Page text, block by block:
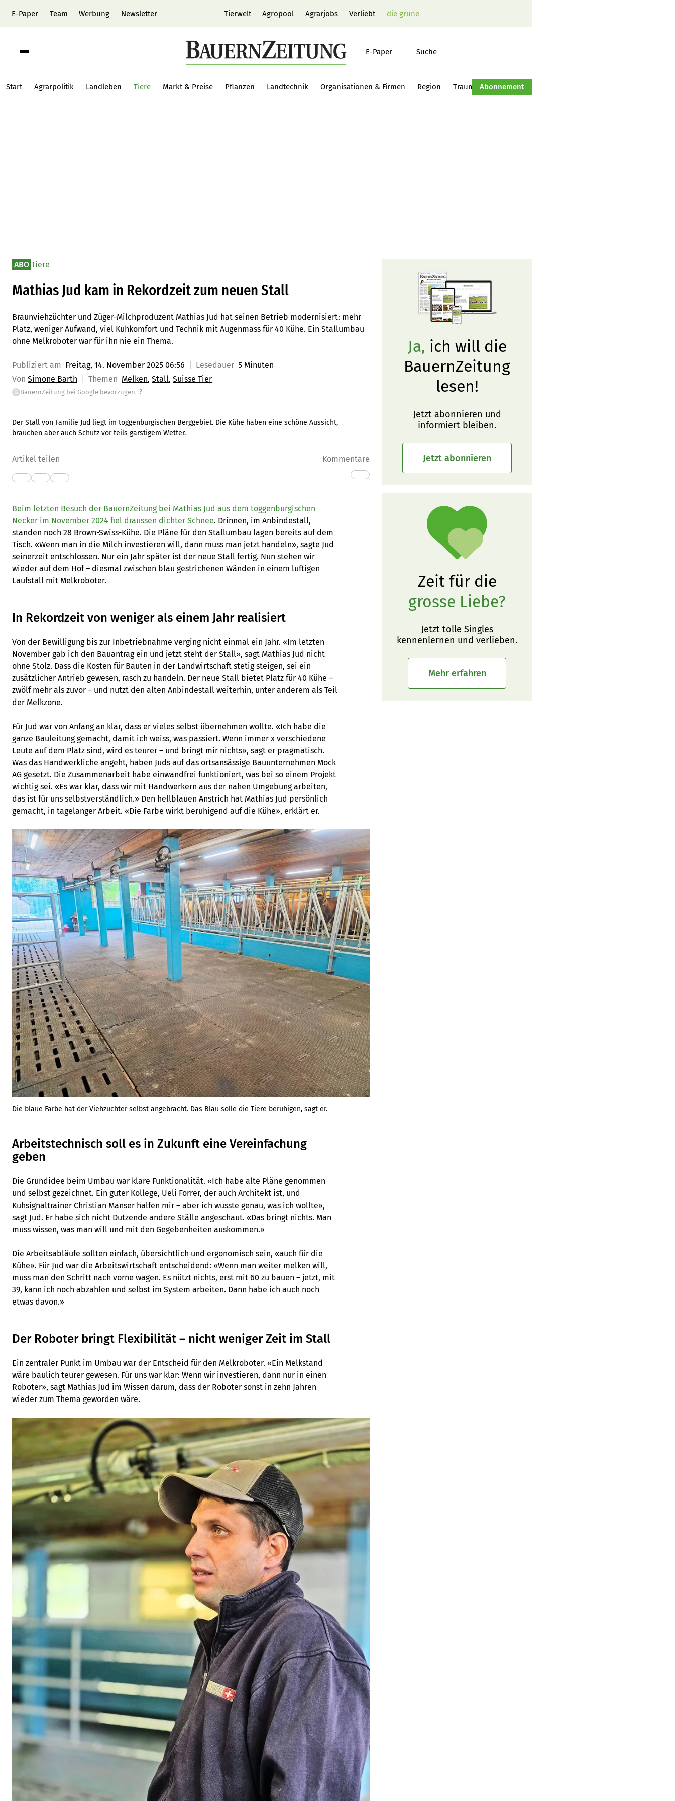
E-Paper Team Werbung Newsletter Tierwelt Agropool Agrarjobs Verliebt die grüne
E-Paper Suche
Start Agrarpolitik Landleben Tiere Markt & Preise Pflanzen Landtechnik Organisationen & Firmen Region Traumtraktor Hof-Management
Abonnement
ABO Tiere
Mathias Jud kam in Rekordzeit zum neuen Stall
Braunviehzüchter und Züger-Milchproduzent Mathias Jud hat seinen Betrieb modernisiert: mehr
Platz, weniger Aufwand, viel Kuhkomfort und Technik mit Augenmass für 40 Kühe. Ein Stallumbau
ohne Melkroboter war für ihn nie ein Thema.
Publiziert am Freitag, 14. November 2025 06:56 Lesedauer 5 Minuten
Von Simone Barth Themen Melken Stall Suisse Tier
G BauernZeitung bei Google bevorzugen ?
Der Stall von Familie Jud liegt im toggenburgischen Berggebiet. Die Kühe haben eine schöne Aussicht,
brauchen aber auch Schutz vor teils garstigem Wetter.
Artikel teilen Kommentare
Beim letzten Besuch der BauernZeitung bei Mathias Jud aus dem toggenburgischen
Necker im November 2024 fiel draussen dichter Schnee. Drinnen, im Anbindestall,
standen noch 28 Brown-Swiss-Kühe. Die Pläne für den Stallumbau lagen bereits auf dem
Tisch. «Wenn man in die Milch investieren will, dann muss man jetzt handeln», sagte Jud
seinerzeit entschlossen. Nur ein Jahr später ist der neue Stall fertig. Nun stehen wir
wieder auf dem Hof – diesmal zwischen blau gestrichenen Wänden in einem luftigen
Laufstall mit Melkroboter.
In Rekordzeit von weniger als einem Jahr realisiert
Von der Bewilligung bis zur Inbetriebnahme verging nicht einmal ein Jahr. «Im letzten
November gab ich den Bauantrag ein und jetzt steht der Stall», sagt Mathias Jud nicht
ohne Stolz. Dass die Kosten für Bauten in der Landwirtschaft stetig steigen, sei ein
zusätzlicher Antrieb gewesen, rasch zu handeln. Der neue Stall bietet Platz für 40 Kühe –
zwölf mehr als zuvor – und nutzt den alten Anbindestall weiterhin, unter anderem als Teil
der Melkzone.
Für Jud war von Anfang an klar, dass er vieles selbst übernehmen wollte. «Ich habe die
ganze Bauleitung gemacht, damit ich weiss, was passiert. Wenn immer x verschiedene
Leute auf dem Platz sind, wird es teurer – und bringt mir nichts», sagt er pragmatisch.
Was das Handwerkliche angeht, haben Juds auf das ortsansässige Bauunternehmen Mock
AG gesetzt. Die Zusammenarbeit habe einwandfrei funktioniert, was bei so einem Projekt
wichtig sei. «Es war klar, dass wir mit Handwerkern aus der nahen Umgebung arbeiten,
das ist für uns selbstverständlich.» Den hellblauen Anstrich hat Mathias Jud persönlich
gemacht, in tagelanger Arbeit. «Die Farbe wirkt beruhigend auf die Kühe», erklärt er.
Die blaue Farbe hat der Viehzüchter selbst angebracht. Das Blau solle die Tiere beruhigen, sagt er.
Arbeitstechnisch soll es in Zukunft eine Vereinfachung
geben
Die Grundidee beim Umbau war klare Funktionalität. «Ich habe alte Pläne genommen
und selbst gezeichnet. Ein guter Kollege, Ueli Forrer, der auch Architekt ist, und
Kuhsignaltrainer Christian Manser halfen mir – aber ich wusste genau, was ich wollte»,
sagt Jud. Er habe sich nicht Dutzende andere Ställe angeschaut. «Das bringt nichts. Man
muss wissen, was man will und mit den Gegebenheiten auskommen.»
Die Arbeitsabläufe sollten einfach, übersichtlich und ergonomisch sein, «auch für die
Kühe». Für Jud war die Arbeitswirtschaft entscheidend: «Wenn man weiter melken will,
muss man den Schritt nach vorne wagen. Es nützt nichts, erst mit 60 zu bauen – jetzt, mit
39, kann ich noch abzahlen und selbst im System arbeiten. Dann habe ich auch noch
etwas davon.»
Der Roboter bringt Flexibilität – nicht weniger Zeit im Stall
Ein zentraler Punkt im Umbau war der Entscheid für den Melkroboter. «Ein Melkstand
wäre baulich teurer gewesen. Für uns war klar: Wenn wir investieren, dann nur in einen
Roboter», sagt Mathias Jud im Wissen darum, dass der Roboter sonst in zehn Jahren
wieder zum Thema geworden wäre.
Ja, ich will die
BauernZeitung
lesen!
Jetzt abonnieren und
informiert bleiben.
Jetzt abonnieren
Zeit für die
grosse Liebe?
Jetzt tolle Singles
kennenlernen und verlieben.
Mehr erfahren